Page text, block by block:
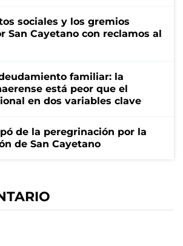
sociales y los gremios
San Cayetano con reclamos al
familiar: la
está peor que el
en dos variables clave
de la peregrinación por la
de San Cayetano